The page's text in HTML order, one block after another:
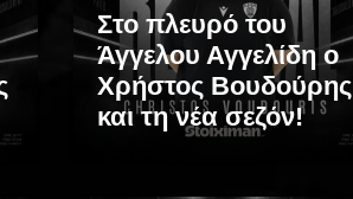
Στο πλευρό του
Άγγελου Αγγελίδη ο
Χρήστος Βουδούρης
και τη νέα σεζόν!